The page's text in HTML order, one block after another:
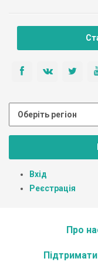
Вхід
Реєстрація
Про
Підтримати